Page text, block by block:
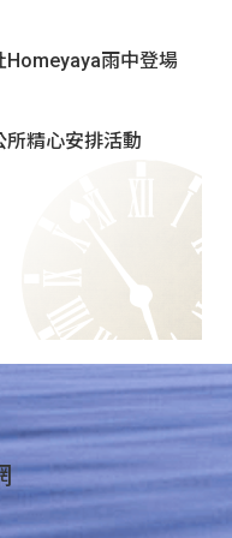
Homeyaya雨中登場
所精心安排活動